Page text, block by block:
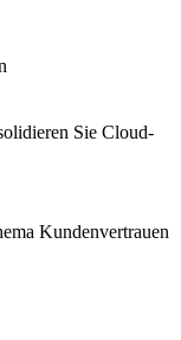
Sie Cloud-
Kundenvertrauen